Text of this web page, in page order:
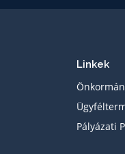
Linkek
Pályázati